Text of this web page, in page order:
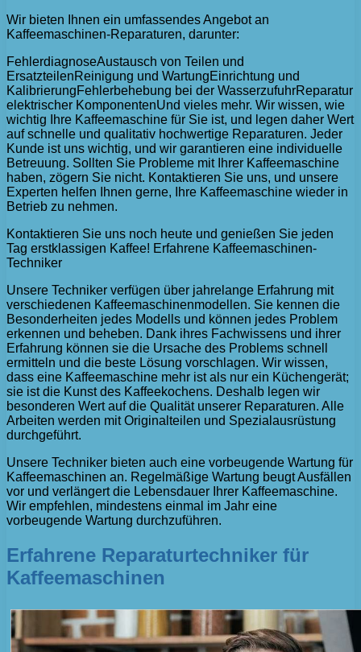
Wir bieten Ihnen ein umfassendes Angebot an
Kaffeemaschinen-Reparaturen, darunter:
FehlerdiagnoseAustausch von Teilen und
ErsatzteilenReinigung und WartungEinrichtung und
KalibrierungFehlerbehebung bei der WasserzufuhrReparatur
elektrischer KomponentenUnd vieles mehr. Wir wissen, wie
wichtig Ihre Kaffeemaschine für Sie ist, und legen daher Wert
auf schnelle und qualitativ hochwertige Reparaturen. Jeder
Kunde ist uns wichtig, und wir garantieren eine individuelle
Betreuung. Sollten Sie Probleme mit Ihrer Kaffeemaschine
haben, zögern Sie nicht. Kontaktieren Sie uns, und unsere
Experten helfen Ihnen gerne, Ihre Kaffeemaschine wieder in
Betrieb zu nehmen.
Kontaktieren Sie uns noch heute und genießen Sie jeden
Tag erstklassigen Kaffee! Erfahrene Kaffeemaschinen-
Techniker
Unsere Techniker verfügen über jahrelange Erfahrung mit
verschiedenen Kaffeemaschinenmodellen. Sie kennen die
Besonderheiten jedes Modells und können jedes Problem
erkennen und beheben. Dank ihres Fachwissens und ihrer
Erfahrung können sie die Ursache des Problems schnell
ermitteln und die beste Lösung vorschlagen. Wir wissen,
dass eine Kaffeemaschine mehr ist als nur ein Küchengerät;
sie ist die Kunst des Kaffeekochens. Deshalb legen wir
besonderen Wert auf die Qualität unserer Reparaturen. Alle
Arbeiten werden mit Originalteilen und Spezialausrüstung
durchgeführt.
Unsere Techniker bieten auch eine vorbeugende Wartung für
Kaffeemaschinen an. Regelmäßige Wartung beugt Ausfällen
vor und verlängert die Lebensdauer Ihrer Kaffeemaschine.
Wir empfehlen, mindestens einmal im Jahr eine
vorbeugende Wartung durchzuführen.
Erfahrene Reparaturtechniker für
Kaffeemaschinen